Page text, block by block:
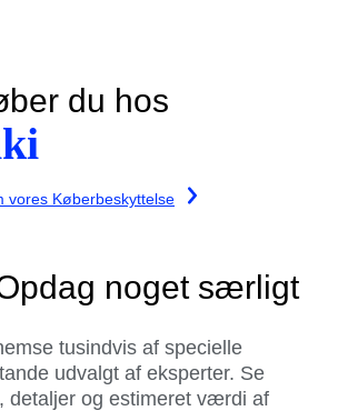
du hos
vores Køberbeskyttelse
noget særligt
tusindvis af specielle
udvalgt af eksperter. Se
detaljer og estimeret værdi af